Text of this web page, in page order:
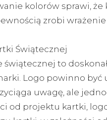
kolorów sprawi, że
zrobi wrażenie
Świątecznej
to
Logo powinno być
uwagę, ale
od projektu kartki,